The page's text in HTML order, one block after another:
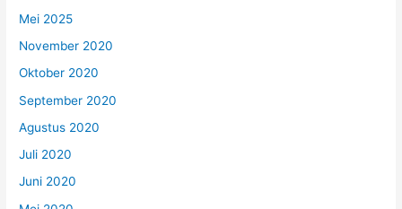
Mei 2025
November 2020
Oktober 2020
September 2020
Agustus 2020
Juli 2020
Juni 2020